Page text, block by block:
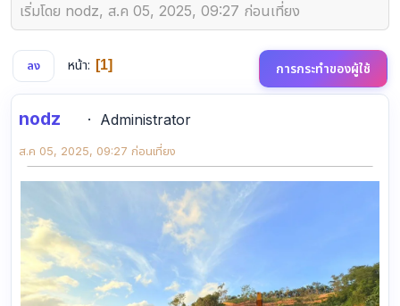
เริ่มโดย nodz, ส.ค 05, 2025, 09:27 ก่อนเที่ยง
ลง หน้า 1 การกระทำของผู้ใช้
nodz Administrator
ส.ค 05, 2025, 09:27 ก่อนเที่ยง